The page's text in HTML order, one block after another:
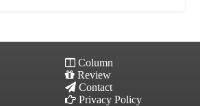
Column
Review
Contact
Privacy Policy